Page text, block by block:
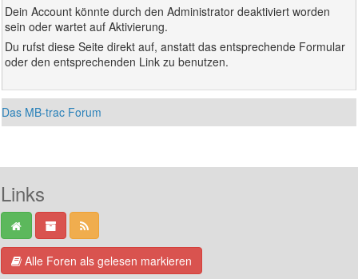
Dein Account könnte durch den Administrator deaktiviert worden
sein oder wartet auf Aktivierung.
Du rufst diese Seite direkt auf, anstatt das entsprechende Formular
oder den entsprechenden Link zu benutzen.
Das MB-trac Forum
Links
Alle Foren als gelesen markieren